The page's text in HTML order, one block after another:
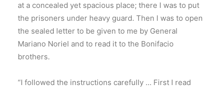
at a concealed yet spacious place; there I was to put
the prisoners under heavy guard. Then I was to open
the sealed letter to be given to me by General
Mariano Noriel and to read it to the Bonifacio
brothers.
“I followed the instructions carefully … First I read